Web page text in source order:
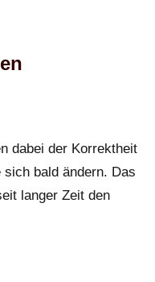
dabei der Korrektheit
bald ändern. Das
langer Zeit den